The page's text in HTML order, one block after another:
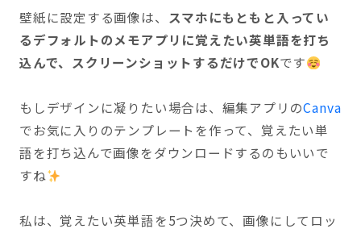
壁紙に設定する画像は、
スマホにもともと入ってい
るデフォルトのメモアプリに覚えたい英単語を打ち
込んで、スクリーンショットするだけでOKです
もしデザインに凝りたい場合は、編集アプリのCanva
でお気に入りのテンプレートを作って、覚えたい単
語を打ち込んで画像をダウンロードするのもいいで
すね
私は、覚えたい英単語を5つ決めて、画像にしてロッ